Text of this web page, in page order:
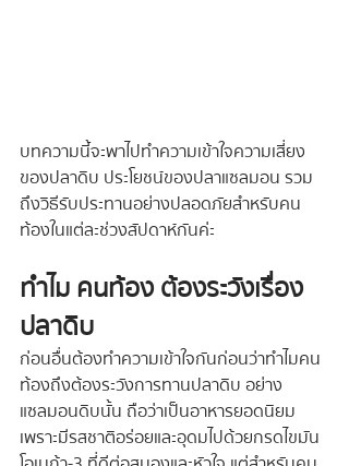
บทความนี้จะพาไปทำความเข้าใจความเสี่ยง
ของปลาดิบ ประโยชน์ของปลาแซลมอน รวม
ถึงวิธีรับประทานอย่างปลอดภัยสำหรับคน
ท้องในแต่ละช่วงสัปดาห์กันค่ะ
ทำไม คนท้อง ต้องระวังเรื่อง
ปลาดิบ
ก่อนอื่นต้องทำความเข้าใจกันก่อนว่าทำไมคน
ท้องถึงต้องระวังการทานปลาดิบ อย่าง
แซลมอนดิบนั้น ถือว่าเป็นอาหารยอดนิยม
เพราะมีรสชาติอร่อยและอุดมไปด้วยกรดไขมัน